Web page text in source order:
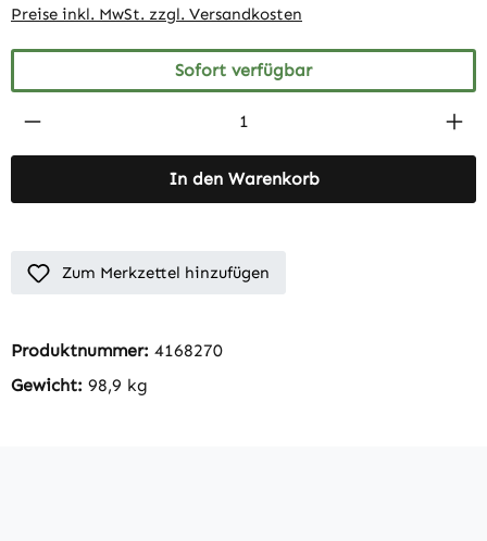
Preise inkl. MwSt. zzgl. Versandkosten
Sofort verfügbar
Produkt Anzahl: Gib den gewünschten
In den Warenkorb
Zum Merkzettel hinzufügen
Produktnummer: 4168270
Gewicht: 98,9 kg